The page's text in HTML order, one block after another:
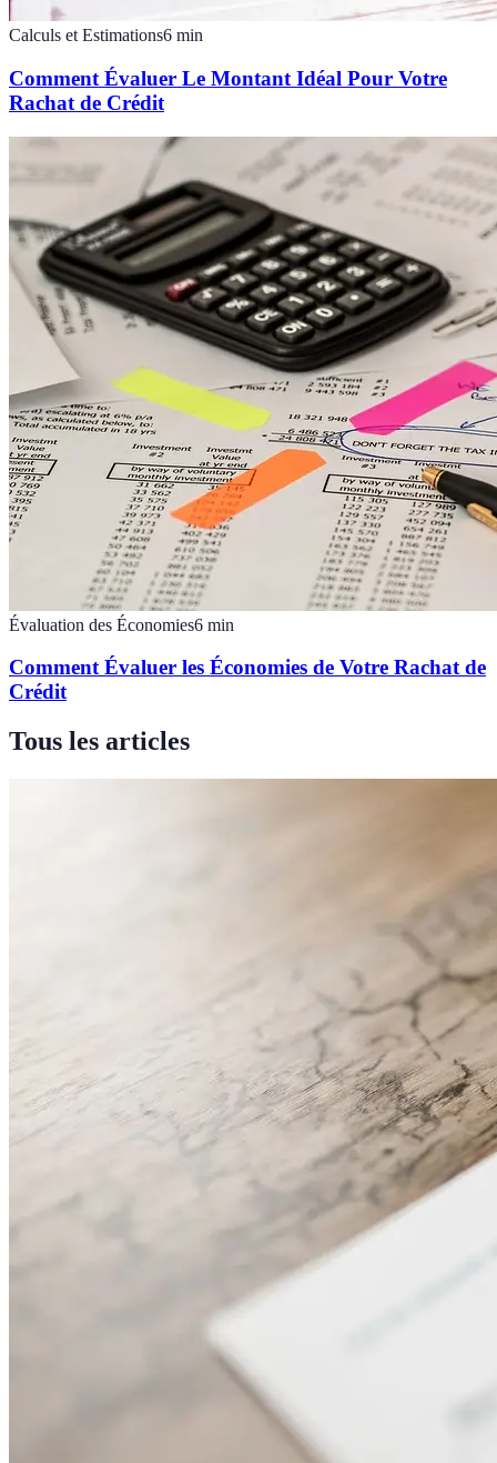
Calculs et Estimations6 min
Comment Évaluer Le Montant Idéal Pour Votre
Rachat de Crédit
Évaluation des Économies6 min
Comment Évaluer les Économies de Votre Rachat de
Crédit
Tous les articles